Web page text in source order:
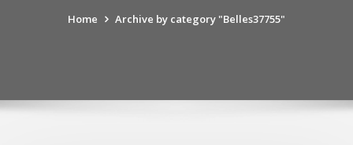
Home Archive by category "Belles37755"